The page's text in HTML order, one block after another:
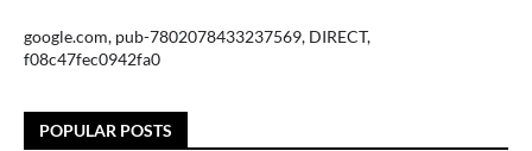
google.com, pub-7802078433237569, DIRECT,
f08c47fec0942fa0
POPULAR POSTS